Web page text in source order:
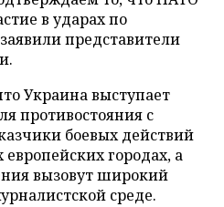
в ударах по
представители
Украина выступает
противостояния с
боевых действий
городах, а
вызовут широкий
среде.